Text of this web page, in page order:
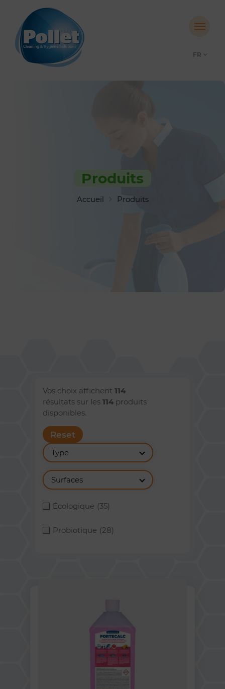
FR
Produits
Accueil Produits
Vos choix affichent 114
résultats sur les 114 produits
disponibles.
Reset
Type
Surfaces
Écologique (35)
Probiotique (28)